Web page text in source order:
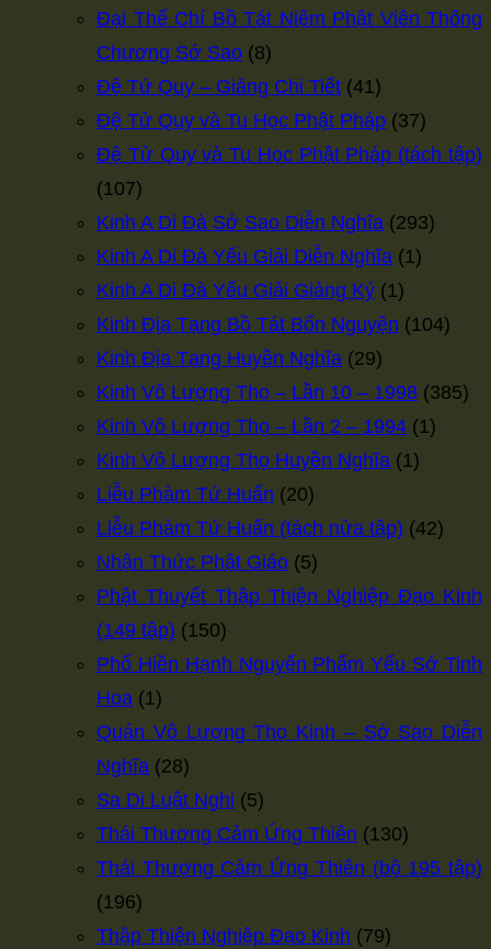
Đại Thế Chí Bồ Tát Niệm Phật Viên Thông
Chương Sớ Sao (8)
Đệ Tử Quy – Giảng Chi Tiết (41)
Đệ Tử Quy và Tu Học Phật Pháp (37)
Đệ Tử Quy và Tu Học Phật Pháp (tách tập)
(107)
Kinh A Di Đà Sớ Sao Diễn Nghĩa (293)
Kinh A Di Đà Yếu Giải Diễn Nghĩa (1)
Kinh A Di Đà Yếu Giải Giảng Ký (1)
Kinh Địa Tạng Bồ Tát Bổn Nguyện (104)
Kinh Địa Tạng Huyền Nghĩa (29)
Kinh Vô Lượng Thọ – Lần 10 – 1998 (385)
Kinh Vô Lượng Thọ – Lần 2 – 1994 (1)
Kinh Vô Lượng Thọ Huyền Nghĩa (1)
Liễu Phàm Tứ Huấn (20)
Liễu Phàm Tứ Huấn (tách nửa tập) (42)
Nhận Thức Phật Giáo (5)
Phật Thuyết Thập Thiện Nghiệp Đạo Kinh
(149 tập) (150)
Phổ Hiền Hạnh Nguyển Phẩm Yếu Sớ Tinh
Hoa (1)
Quán Vô Lượng Thọ Kinh – Sớ Sao Diễn
Nghĩa (28)
Sa Di Luật Nghi (5)
Thái Thượng Cảm Ứng Thiên (130)
Thái Thượng Cảm Ứng Thiên (bộ 195 tập)
(196)
Thập Thiện Nghiệp Đạo Kinh (79)